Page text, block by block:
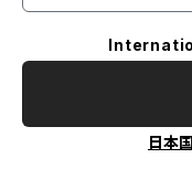
日本